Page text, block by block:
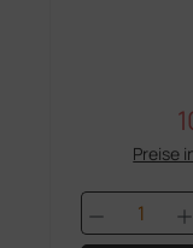
Preise
Produkt